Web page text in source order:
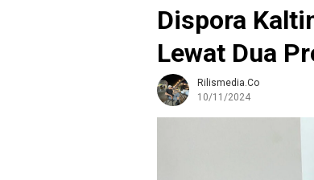
Dispora
Lewat Dua
Rilismedia.co
10/11/2024